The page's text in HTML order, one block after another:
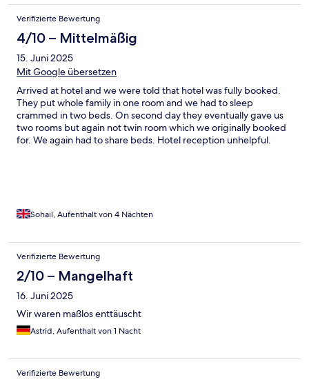
çalışanlar guler yuzlu keyifli isini severek yapan insanlar.
Verifizierte Bewertung
4/10 – Mittelmäßig
15. Juni 2025
Mit Google übersetzen
Arrived at hotel and we were told that hotel was fully booked.
They put whole family in one room and we had to sleep
crammed in two beds. On second day they eventually gave us
two rooms but again not twin room which we originally booked
for. We again had to share beds. Hotel reception unhelpful.
personal, he just removed fungus and shrugged off his
and had to sit tilted to one side.
Sohail, Aufenthalt von 4 Nächten
Verifizierte Bewertung
2/10 – Mangelhaft
16. Juni 2025
Wir waren maßlos enttäuscht
Astrid, Aufenthalt von 1 Nacht
Verifizierte Bewertung